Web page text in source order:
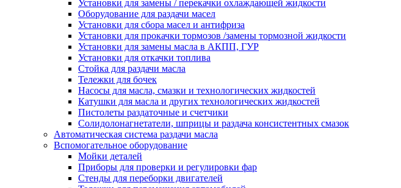
Установки для замены / перекачки охлаждающей жидкости
Оборудование для раздачи масел
Установки для сбора масел и антифриза
Установки для прокачки тормозов /замены тормозной жидкости
Установки для замены масла в АКПП, ГУР
Установки для откачки топлива
Стойка для раздачи масла
Тележки для бочек
Насосы для масла, смазки и технологических жидкостей
Катушки для масла и других технологических жидкостей
Пистолеты раздаточные и счетчики
Солидолонагнетатели, шприцы и раздача консистентных смазок
Автоматическая система раздачи масла
Вспомогательное оборудование
Мойки деталей
Приборы для проверки и регулировки фар
Стенды для переборки двигателей